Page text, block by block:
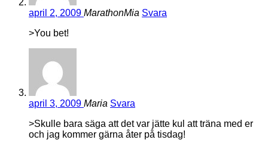
april 2, 2009 MarathonMia Svara
>You bet!
april 3, 2009 Maria Svara
>Skulle bara säga att det var jätte kul att träna med er
och jag kommer gärna åter på tisdag!